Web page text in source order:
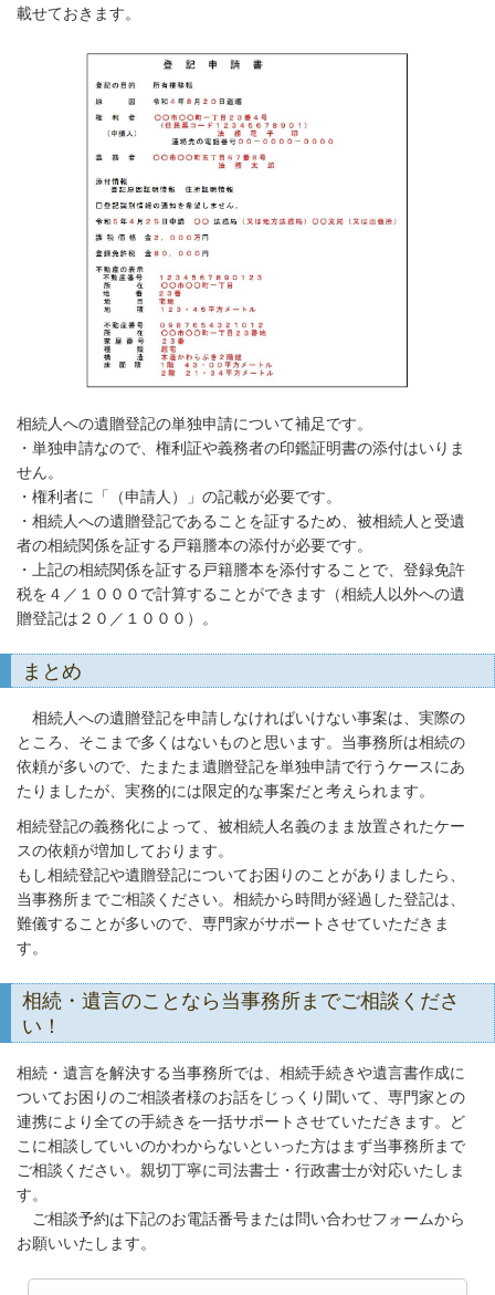
載せておきます。
相続人への遺贈登記の単独申請について補足です。
・単独申請なので、権利証や義務者の印鑑証明書の添付はいりま
せん。
・権利者に「（申請人）」の記載が必要です。
・相続人への遺贈登記であることを証するため、被相続人と受遺
者の相続関係を証する戸籍謄本の添付が必要です。
・上記の相続関係を証する戸籍謄本を添付することで、登録免許
税を４／１０００で計算することができます（相続人以外への遺
贈登記は２０／１０００）。
まとめ
相続人への遺贈登記を申請しなければいけない事案は、実際の
ところ、そこまで多くはないものと思います。当事務所は相続の
依頼が多いので、たまたま遺贈登記を単独申請で行うケースにあ
たりましたが、実務的には限定的な事案だと考えられます。
相続登記の義務化によって、被相続人名義のまま放置されたケー
スの依頼が増加しております。
もし相続登記や遺贈登記についてお困りのことがありましたら、
当事務所までご相談ください。相続から時間が経過した登記は、
難儀することが多いので、専門家がサポートさせていただきま
す。
相続・遺言のことなら当事務所までご相談くださ
い！
相続・遺言を解決する当事務所では、相続手続きや遺言書作成に
ついてお困りのご相談者様のお話をじっくり聞いて、専門家との
連携により全ての手続きを一括サポートさせていただきます。ど
こに相談していいのかわからないといった方はまず当事務所まで
ご相談ください。親切丁寧に司法書士・行政書士が対応いたしま
す。
ご相談予約は下記のお電話番号または問い合わせフォームから
お願いいたします。